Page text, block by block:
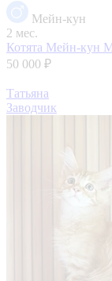
Мейн-кун
2 мес.
Котята Мейн-кун
50 000 ₽
Татьяна
Заводчик